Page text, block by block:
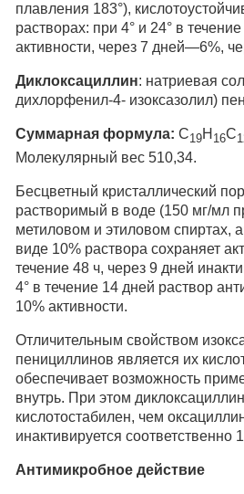
плавления 183°),
растворах: при 4° и 24° в
активности, через 7 дней—6%,
Диклоксациллин: натриевая
дихлорфенил-4- изоксазолил)
Суммарная формула: C19H 16C
Молекулярный вес 510,34.
Бесцветный кристаллический
растворимый в воде (150 мг/мл
метиловом и этиловом спиртах,
виде 10% раствора сохраняет
течение 48 ч, через 9 дней
4° в течение 14 дней раствор
10% активности.
Отличительным свойством
пенициллинов является их
обеспечивает возможность
внутрь. При этом
кислотостабилен, чем
инактивируется соответственно
Антимикробное действие